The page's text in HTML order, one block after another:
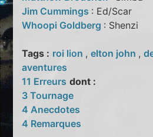
Jim Cummings : Ed/Scar
Whoopi Goldberg : Shenzi
Tags : roi lion ,elton john ,
aventures
11 Erreurs dont :
3 Tournage
4 Anecdotes
4 Remarques